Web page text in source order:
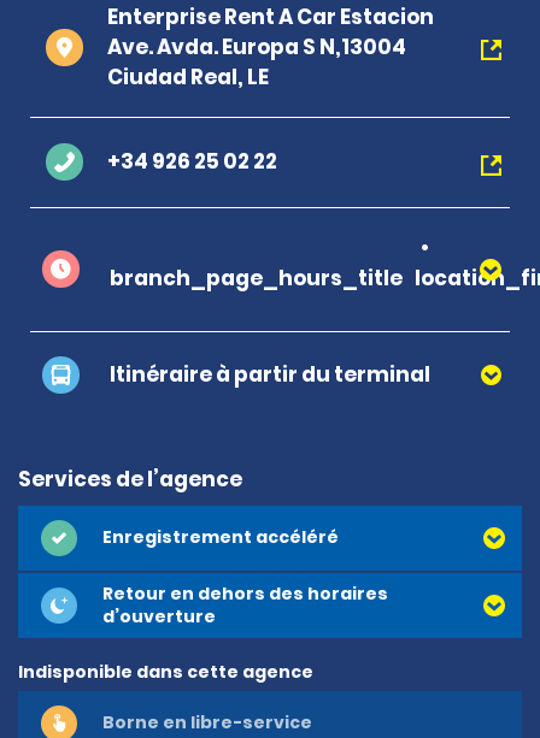
Enterprise Rent A Car Estacion
Ave. Avda. Europa S N,13004
Ciudad Real, LE
+34 926 25 02 22
branch_page_hours_title
Itinéraire à partir du terminal
Services de l’agence
Enregistrement accéléré
Retour en dehors des horaires
d’ouverture
Indisponible dans cette agence
Borne en libre-service